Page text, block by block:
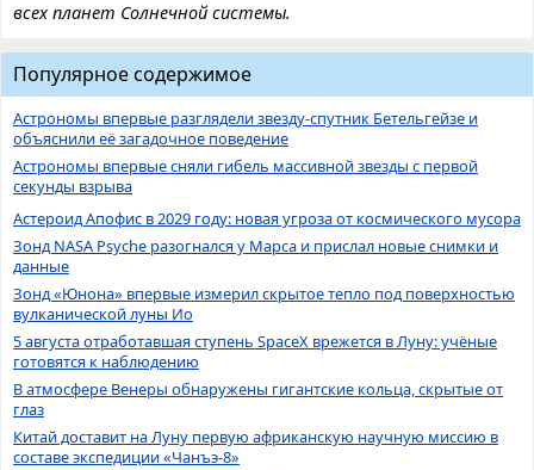
всех планет Солнечной системы.
Популярное содержимое
Астрономы впервые разглядели звезду-спутник Бетельгейзе и
объяснили её загадочное поведение
Астрономы впервые сняли гибель массивной звезды с первой
секунды взрыва
Астероид Апофис в 2029 году: новая угроза от космического мусора
Зонд NASA Psyche разогнался у Марса и прислал новые снимки и
данные
Зонд «Юнона» впервые измерил скрытое тепло под поверхностью
вулканической луны Ио
5 августа отработавшая ступень SpaceX врежется в Луну: учёные
готовятся к наблюдению
В атмосфере Венеры обнаружены гигантские кольца, скрытые от
глаз
Китай доставит на Луну первую африканскую научную миссию в
составе экспедиции «Чанъэ-8»